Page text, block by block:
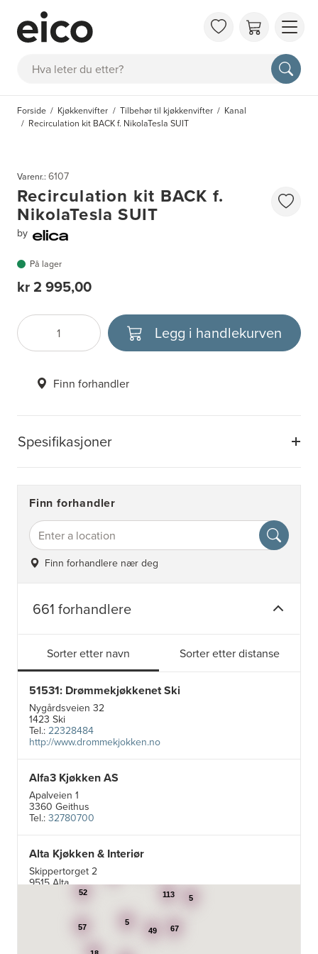
Søk
OM
FAQ
Forside Kjøkkenvifter Tilbehør til kjøkkenvifter
Kanal
Recirculation kit BACK f. NikolaTesla SUIT
Spesifikasjoner
Varenr.: 6107
Recirculation kit BACK f.
NikolaTesla SUIT
by
På lager
kr 2 995,00
Antall
Velg enhet Legg i handlekurven
Finn forhandler
Finn forhandler
Finn forhandlere nær deg
661 forhandlere
Sorter etter navn Sorter etter distanse
51531: Drømmekjøkkenet Ski
Nygårdsveien 32
1423 Ski
Tel.: 22328484
http://www.drommekjokken.no
Alfa3 Kjøkken AS
Apalveien 1
3360 Geithus
Tel.: 32780700
Alta Kjøkken & Interiør
Skippertorget 2
9515 Alta
99007242
Aran Scandinavia AS
Stadsing. Dahls gt. 31A
49
113
52
57 67
5
5